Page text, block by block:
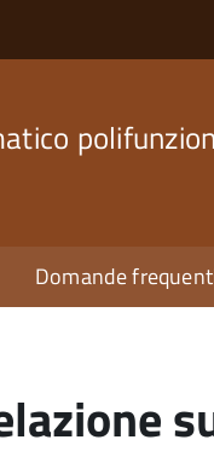
Domande